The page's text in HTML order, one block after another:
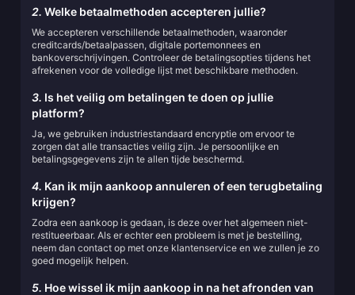
2. Welke betaalmethoden accepteren jullie?
We accepteren verschillende betaalmethoden, waaronder
creditcards/betaalpassen, digitale portemonnees en
bankoverschrijvingen. Controleer de betalingsopties tijdens het
afrekenen voor de volledige lijst met beschikbare methoden.
3. Is het veilig om betalingen te doen op jullie
platform?
Ja, we gebruiken industriestandaard encryptie om ervoor te
zorgen dat alle transacties veilig zijn. Je persoonlijke en
betalingsgegevens zijn te allen tijde beschermd.
4. Kan ik mijn aankoop annuleren of een terugbetaling
krijgen?
Zodra een aankoop is gedaan, is deze over het algemeen niet-
restitueerbaar. Als er echter een probleem is met je bestelling,
neem dan contact op met onze klantenservice en we zullen je zo
goed mogelijk helpen.
5. Hoe wissel ik mijn aankoop in na het afronden van